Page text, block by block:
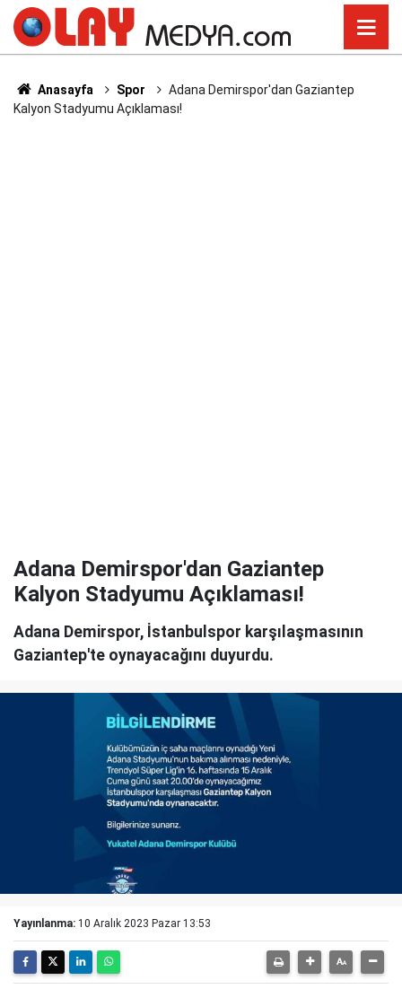
Anasayfa Spor
Adana Demirspor'dan Gaziantep
Kalyon Stadyumu Açıklaması!
Adana Demirspor'dan Gaziantep
Kalyon Stadyumu Açıklaması!
Adana Demirspor, İstanbulspor karşılaşmasının
Gaziantep'te oynayacağını duyurdu.
Yayınlanma: 10 Aralık 2023 Pazar 13:53